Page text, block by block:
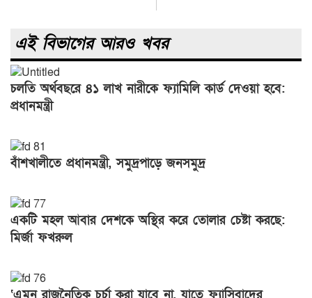
এই বিভাগের আরও খবর
চলতি অর্থবছরে ৪১ লাখ নারীকে ফ্যামিলি কার্ড দেওয়া হবে:
প্রধানমন্ত্রী
বাঁশখালীতে প্রধানমন্ত্রী, সমুদ্রপাড়ে জনসমুদ্র
একটি মহল আবার দেশকে অস্থির করে তোলার চেষ্টা করছে:
মির্জা ফখরুল